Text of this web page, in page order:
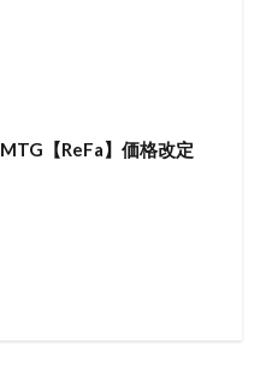
MTG【ReFa】価格改定